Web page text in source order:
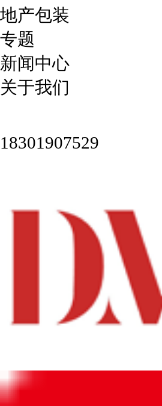
地产包装
专题
新闻中心
关于我们
18301907529